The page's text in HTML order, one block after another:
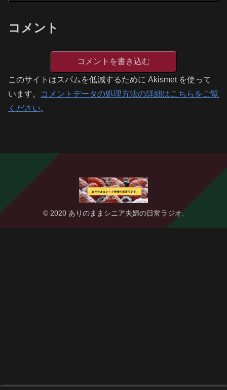
コメント
コメントを書き込む
このサイトはスパムを低減するために Akismet を使って
います。
コメントデータの処理方法の詳細はこちらをご覧
ください。
© 2020 ありのままシニア夫婦の日常ラジオ.